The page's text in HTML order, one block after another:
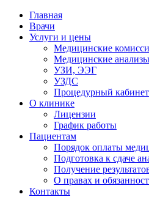
Главная
Врачи
Услуги и цены
Медицинские
Медицинские анализы
УЗИ, ЭЭГ
УЗДС
Процедурный кабинет
О клинике
Лицензии
График работы
Пациентам
Порядок оплаты
Подготовка к сдаче
Получение
О правах и
Контакты